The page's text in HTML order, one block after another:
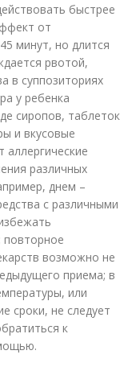
быстрее
от
минут, но длится
рвотой,
в суппозиториях
у ребенка
сиропов, таблеток
и вкусовые
различных
днем –
с различными
повторное
возможно не
приема; в
или
сроки, не следует
к